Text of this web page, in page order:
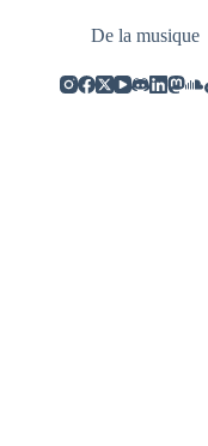
De la musique